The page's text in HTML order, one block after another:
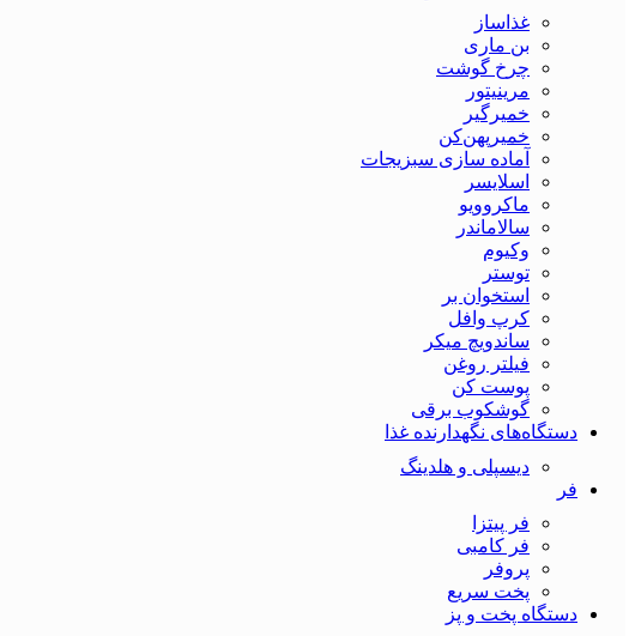
غذاساز
بن ماری
چرخ گوشت
مرینیتور
خمیرگیر
خمیر‌پهن‌کن
آماده سازی سبزیجات
اسلایسر
ماکروویو
سالاماندر
وکیوم
توستر
استخوان بر
کرپ وافل
ساندویچ میکر
فیلتر روغن
پوست کن
گوشکوب برقی
دستگاه‌های نگهدارنده غذا
دیسپلی و هلدینگ
فر
فر پیتزا
فر کامبی
پروفر
پخت سریع
دستگاه‌ پخت و پز